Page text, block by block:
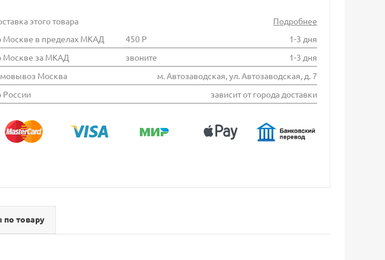
этого товара
Подробнее
Москве в пределах МКАД
450 Р
1-3 дня
Москве за МКАД
звоните
1-3 дня
Москва
м. Автозаводская, ул. Автозаводская, д. 7
России
зависит от города доставки
по товару